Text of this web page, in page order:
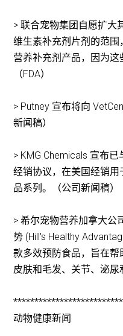
> 联合宠物集团自愿扩大
维生素补充剂片剂的范
营养补充剂产品，因为这
（FDA）
> Putney 宣布将向
新闻稿）
> KMG Chemicals 宣布
经销协议，在美国经销用
品系列。（公司新闻稿）
> 希尔宠物营养加拿大公
势 (Hill's Healthy
款多效预防食品，旨在帮
皮肤和毛发、关节、泌尿
动物健康新闻